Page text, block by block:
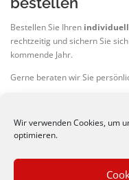
Wir verwenden Cookies, um
optimieren.
Bestellen Sie Ihren
rechtzeitig und sichern Sie
kommende Jahr.
Gerne beraten wir Sie
Jetzt hier Angebot anfordern!